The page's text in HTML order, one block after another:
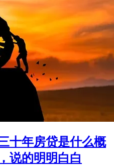
十年房贷是什么概
说的明明白白